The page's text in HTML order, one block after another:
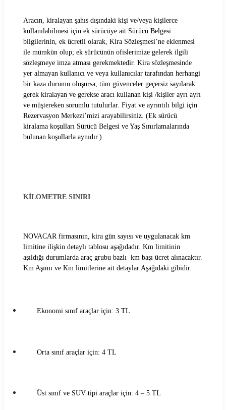
Aracın, kiralayan şahıs dışındaki kişi ve/veya kişilerce
kullanılabilmesi için ek sürücüye ait Sürücü Belgesi
bilgilerinin, ek ücretli olarak, Kira Sözleşmesi’ne eklenmesi
ile mümkün olup; ek sürücünün ofislerimize gelerek ilgili
sözleşmeye imza atması gerekmektedir. Kira sözleşmesinde
yer almayan kullanıcı ve veya kullanıcılar tarafından herhangi
bir kaza durumu oluşursa, tüm güvenceler geçersiz sayılarak
gerek kiralayan ve gerekse aracı kullanan kişi /kişiler ayrı ayrı
ve müştereken sorumlu tutulurlar. Fiyat ve ayrıntılı bilgi için
Rezervasyon Merkezi’mizi arayabilirsiniz. (Ek sürücü
kiralama koşulları Sürücü Belgesi ve Yaş Sınırlamalarında
bulunan koşullarla aynıdır.)
KİLOMETRE SINIRI
NOVACAR firmasının, kira gün sayısı ve uygulanacak km
limitine ilişkin detaylı tablosu aşağıdadır. Km limitinin
aşıldığı durumlarda araç grubu bazlı km başı ücret alınacaktır.
Km Aşımı ve Km limitlerine ait detaylar Aşağıdaki gibidir.
Ekonomi sınıf araçlar için: 3 TL
Orta sınıf araçlar için: 4 TL
Üst sınıf ve SUV tipi araçlar için: 4 – 5 TL